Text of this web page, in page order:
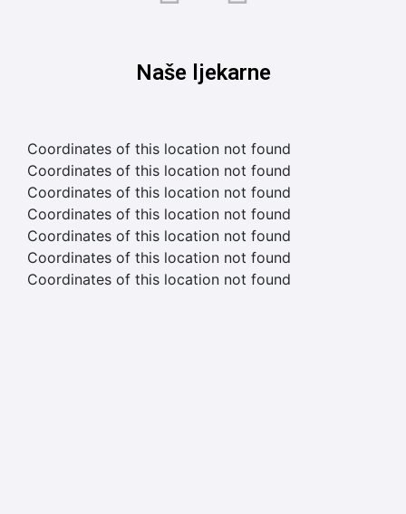
Naše ljekarne
Coordinates of this location not found
Coordinates of this location not found
Coordinates of this location not found
Coordinates of this location not found
Coordinates of this location not found
Coordinates of this location not found
Coordinates of this location not found